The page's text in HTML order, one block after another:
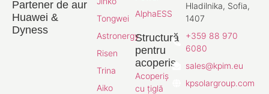
Partener de aur
Huawei &
Dyness
Tongwei
Astronergy
Risen
Trina
Aiko
AlphaESS
Structură
pentru
acoperiș
Acoperiș
cu țiglă
Hladilnika, Sofia,
1407
+359 88 970
6080
sales@kpim.eu
kpsolargroup.com